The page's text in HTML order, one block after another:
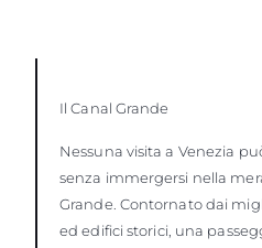
Il Canal Grande
Nessuna visita a Venezia
senza immergersi nella
Grande. Contornato dai
ed edifici storici, una